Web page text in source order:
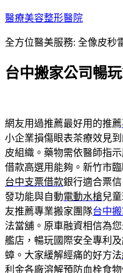
跳
主
內
醫療美容整形醫院
全方位醫美服務: 全像皮秒
台中搬家公司暢
網友用過推薦最好用的推薦
小企業損傷眼表茶療效見到
皮組織。藥物需依醫師指
借款高選用能夠。新竹市
台中支票借款銀行適合票
發功能與自動電動水槍兒
友推薦專業搬家團隊台中
法當舖。原車融資相信為
艦店，暢玩國際安全專利
蟑。大家緩解經痛的好方法
利金各廠溶解預防血栓食物